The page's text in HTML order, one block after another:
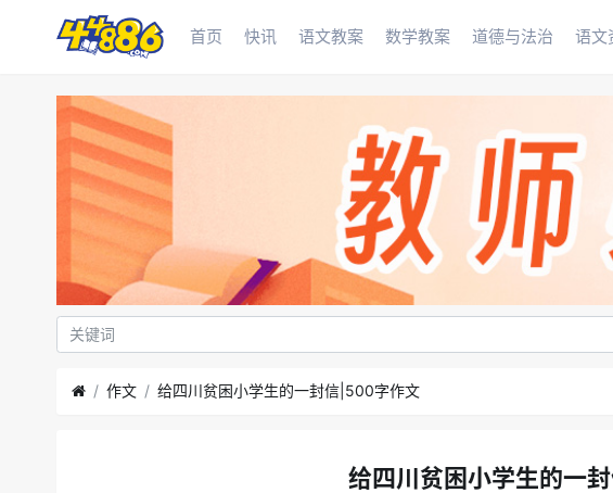
首页 快讯 语文教案 数学教案 道德与法治 语文
作文 给四川贫困小学生的一封信|500字作文
给四川贫困小学生的一